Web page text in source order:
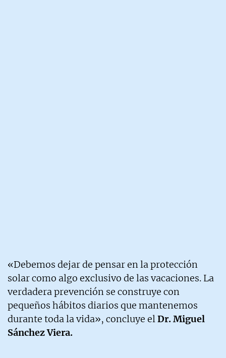
«Debemos dejar de pensar en la protección
solar como algo exclusivo de las vacaciones. La
verdadera prevención se construye con
pequeños hábitos diarios que mantenemos
durante toda la vida», concluye elDr. Miguel
Sánchez Viera.